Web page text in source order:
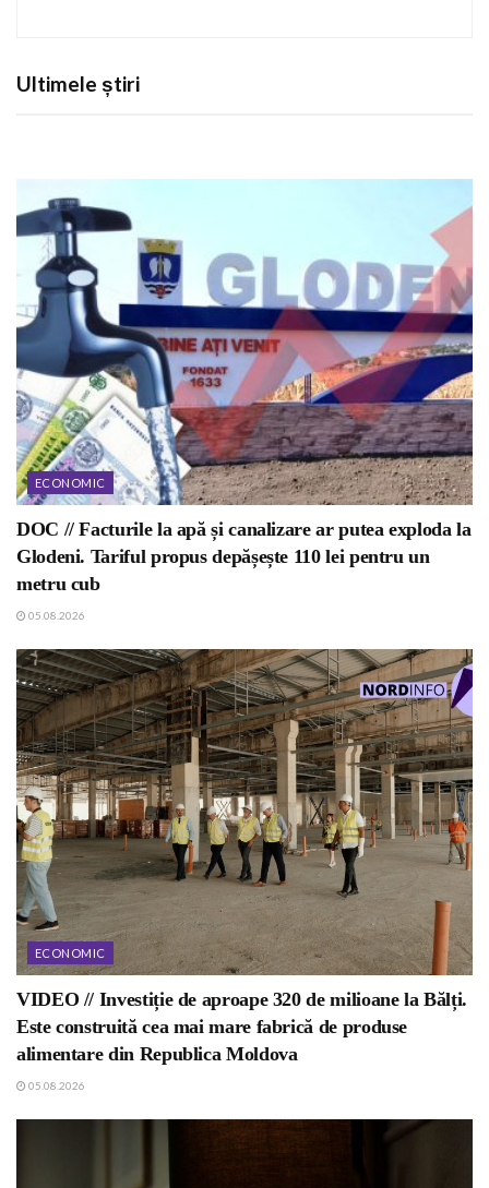
Ultimele știri
ECONOMIC
DOC // Facturile la apă și canalizare ar putea exploda la
Glodeni. Tariful propus depășește 110 lei pentru un
metru cub
05.08.2026
ECONOMIC
VIDEO // Investiție de aproape 320 de milioane la Bălți.
Este construită cea mai mare fabrică de produse
alimentare din Republica Moldova
05.08.2026